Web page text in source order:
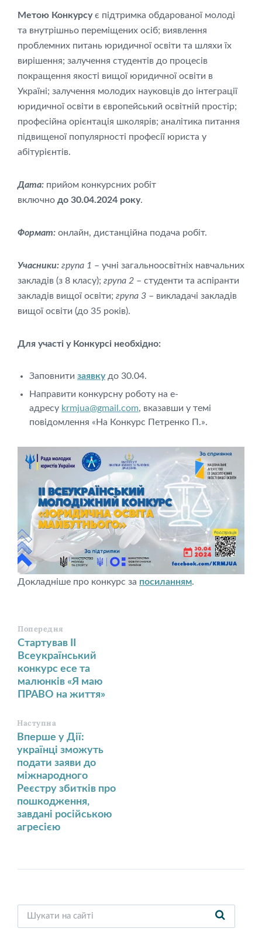
Метою Конкурсує підтримка обдарованої молоді
та внутрішньо переміщених осіб; виявлення
проблемних питань юридичної освіти та шляхи їх
вирішення; залучення студентів до процесів
покращення якості вищої юридичної освіти в
Україні; залучення молодих науковців до інтеграції
юридичної освіти в європейський освітній простір;
професійна орієнтація школярів; аналітика питання
підвищеної популярності професії юриста у
абітурієнтів.
Дата: прийом конкурсних робіт
включно до 30.04.2024 року.
Формат: онлайн, дистанційна подача робіт.
Учасники: група 1 – учні загальноосвітніх навчальних
закладів (з 8 класу); група 2 – студенти та аспіранти
закладів вищої освіти; група 3 – викладачі закладів
вищої освіти (до 35 років).
Для участі у Конкурсі необхідно:
Заповнити заявкудо 30.04.
Направити конкурсну роботу на е-
адресу krmjua@gmail.com, вказавши у темі
повідомлення «На Конкурс Петренко П.».
Докладніше про конкурс за посиланням.
Попередня
Стартував ІІ
Всеукраїнський
конкурс есе та
малюнків «Я маю
ПРАВО на життя»
Наступна
Вперше у Дії:
українці зможуть
подати заяви до
міжнародного
Реєстру збитків про
пошкодження,
завдані російською
агресією